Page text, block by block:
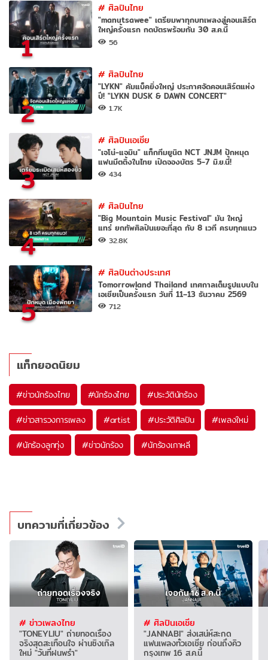
1
#ศิลปินไทย
"manutsawee" เตรียมพาทุกบทเพลงสู่คอนเสิร์ต
ใหญ่ครั้งแรก กดบัตรพร้อมกัน 30 ส.ค.นี้
56
2
#ศิลปินไทย
"LYKN" คัมแบ็คยิ่งใหญ่ ประกาศจัดคอนเสิร์ตแห่ง
ปี! "LYKN DUSK & DAWN CONCERT"
1.7K
3
#ศิลปินเอเชีย
"เจโน่-แจมิน" แท็กทีมยูนิต NCT JNJM ปักหมุด
แฟนมีตติ้งในไทย เปิดจองบัตร 5-7 มิ.ย.นี้!
434
4
#ศิลปินไทย
"Big Mountain Music Festival" มัน ใหญ่
แทร่ ยกทัพศิลปินเยอะที่สุด กับ 8 เวที ครบทุกแนว
32.8K
5
#ศิลปินต่างประเทศ
Tomorrowland Thailand เทศกาลเต็มรูปแบบใน
เอเชียเป็นครั้งแรก วันที่ 11–13 ธันวาคม 2569
712
แท็กยอดนิยม
#ข่าวนักร้องไทย #นักร้องไทย #ประวัตินักร้อง
#ข่าวสารวงการเพลง #artist #ประวัติศิลปิน #เพลงใหม่
#นักร้องลูกทุ่ง #ข่าวนักร้อง #นักร้องเกาหลี
บทความที่เกี่ยวข้อง
# ข่าวเพลงไทย
"TONEYLIU" ถ่ายทอดเรื่อง
จริงสุดสะเทือนใจ ผ่านซิงเกิล
ใหม่ "วันที่ฝนพรำ"
# ศิลปินเอเชีย
"JANNABI" ส่งเสน่ห์สะกด
แฟนเพลงทั่วเอเชีย ก่อนถึงคิว
กรุงเทพ 16 ส.ค.นี้